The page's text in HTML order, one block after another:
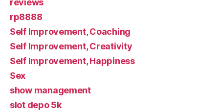
reviews
rp8888
Self Improvement, Coaching
Self Improvement, Creativity
Self Improvement, Happiness
Sex
show management
slot depo 5k